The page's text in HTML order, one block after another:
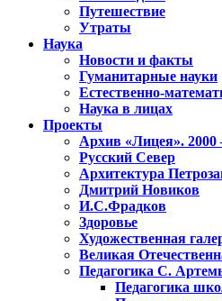
Путешествие
Утраты
Наука
Новости и факты
Гуманитарные науки
Естественно-
Наука в лицах
Проекты
Архив «Лицея».
Русский Север
Архитектура
Дмитрий Новиков
И.С.Фрадков
Здоровье
Художественная
Великая
Педагогика С.
Педагогика